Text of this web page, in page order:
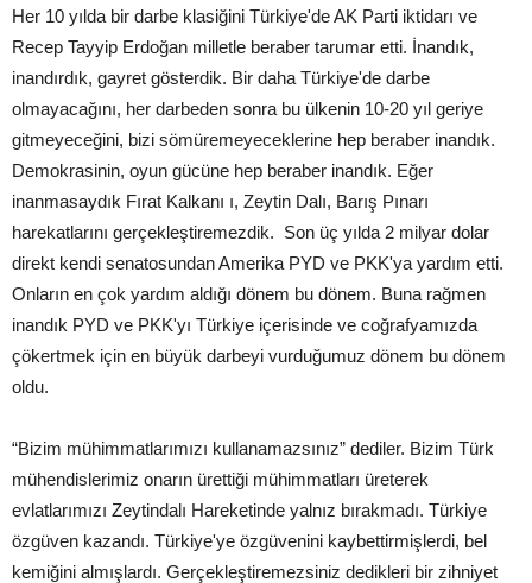
Her 10 yılda bir darbe klasiğini Türkiye'de AK Parti iktidarı ve
Recep Tayyip Erdoğan milletle beraber tarumar etti. İnandık,
inandırdık, gayret gösterdik. Bir daha Türkiye'de darbe
olmayacağını, her darbeden sonra bu ülkenin 10-20 yıl geriye
gitmeyeceğini, bizi sömüremeyeceklerine hep beraber inandık.
Demokrasinin, oyun gücüne hep beraber inandık. Eğer
inanmasaydık Fırat Kalkanı ı, Zeytin Dalı, Barış Pınarı
harekatlarını gerçekleştiremezdik. Son üç yılda 2 milyar dolar
direkt kendi senatosundan Amerika PYD ve PKK'ya yardım etti.
Onların en çok yardım aldığı dönem bu dönem. Buna rağmen
inandık PYD ve PKK'yı Türkiye içerisinde ve coğrafyamızda
çökertmek için en büyük darbeyi vurduğumuz dönem bu dönem
oldu.
“Bizim mühimmatlarımızı kullanamazsınız” dediler. Bizim Türk
mühendislerimiz onarın ürettiği mühimmatları üreterek
evlatlarımızı Zeytindalı Hareketinde yalnız bırakmadı. Türkiye
özgüven kazandı. Türkiye'ye özgüvenini kaybettirmişlerdi, bel
kemiğini almışlardı. Gerçekleştiremezsiniz dedikleri bir zihniyet